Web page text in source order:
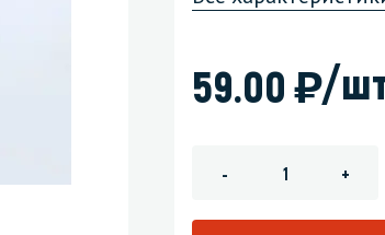
Личная гигиена
59.00)/
- +